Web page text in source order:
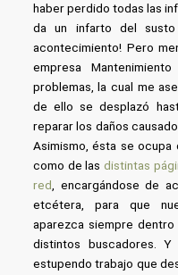
haber perdido todas las
da un infarto del
acontecimiento! Pero
empresa
problemas, la cual me
de ello se desplazó
reparar los daños
Asimismo, ésta se ocupa
como de lasdistintas
red , encargándose de
etcétera, para que
aparezca siempre
distintos buscadores.
estupendo trabajo que